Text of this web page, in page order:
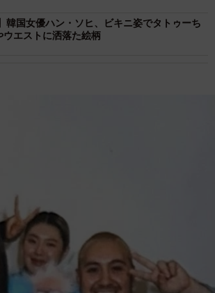
韓国女優ハン・ソヒ、ビキニ姿でタトゥーち
ウエストに洒落た絵柄